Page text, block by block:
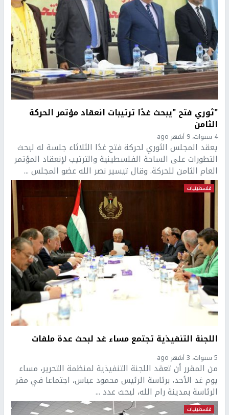
"ثوري فتح "يبحث غدًا ترتيبات انعقاد مؤتمر الحركة
الثامن
4 سنوات، 9 أشهر ago
يعقد المجلس الثوري لحركة فتح غدًا الثلاثاء جلسة له لبحث
التطورات على الساحة الفلسطينية والترتيب لإنعقاد المؤتمر
العام الثامن للحركة. وقال تيسير نصر الله عضو المجلس ...
فلسطينيات
اللجنة التنفيذية تجتمع مساء غد لبحث عدة ملفات
5 سنوات، 3 أشهر ago
من المقرر أن تعقد اللجنة التنفيذية لمنظمة التحرير، مساء
يوم غد الأحد، برئاسة الرئيس محمود عباس، اجتماعا في مقر
الرئاسة بمدينة رام الله، لبحث عدد ...
فلسطينيات